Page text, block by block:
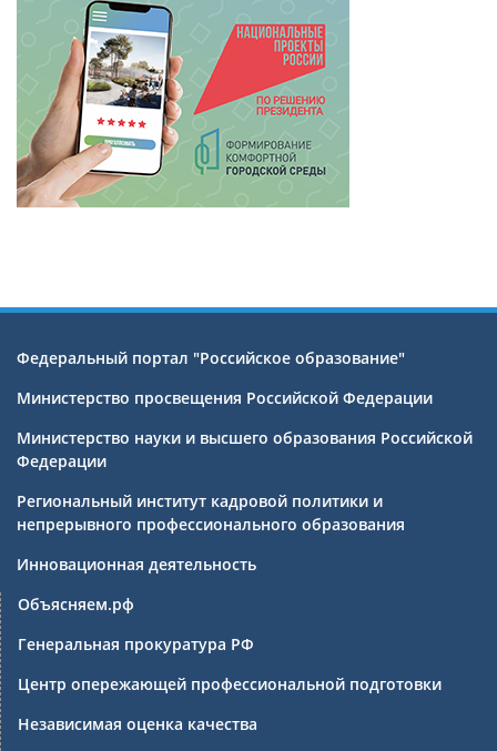
Федеральный портал "Российское образование"
Министерство просвещения Российской Федерации
Министерство науки и высшего образования Российской
Федерации
Региональный институт кадровой политики и
непрерывного профессионального образования
Инновационная деятельность
Объясняем.рф
Генеральная прокуратура РФ
Центр опережающей профессиональной подготовки
Независимая оценка качества